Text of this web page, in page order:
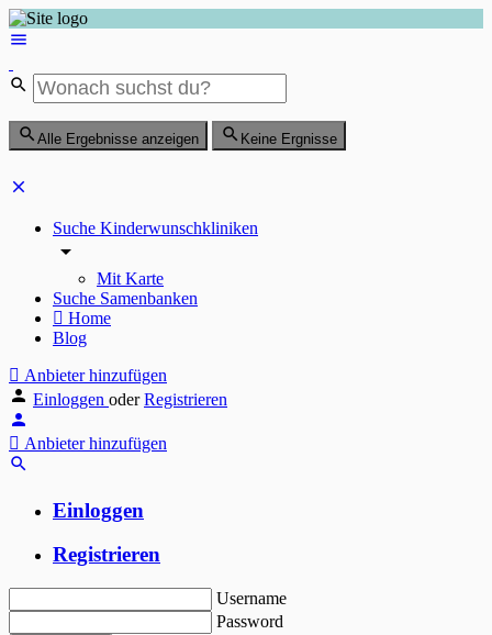
Alle Ergebnisse anzeigen Keine Ergnisse
Suche Kinderwunschkliniken
Mit Karte
Suche Samenbanken
Home
Blog
Anbieter hinzufügen
Einloggen oder Registrieren
Anbieter hinzufügen
Einloggen
Registrieren
Username
Password